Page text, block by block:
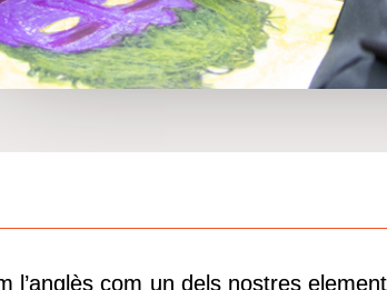
l’anglès com un dels nostres